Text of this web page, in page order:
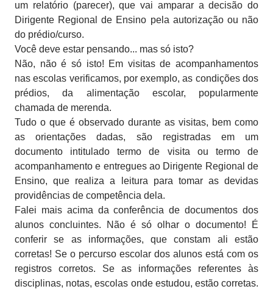
um relatório (parecer), que vai amparar a decisão do
Dirigente Regional de Ensino pela autorização ou não
do prédio/curso.
Você deve estar pensando... mas só isto?
Não, não é só isto! Em visitas de acompanhamentos
nas escolas verificamos, por exemplo, as condições dos
prédios, da alimentação escolar, popularmente
chamada de merenda.
Tudo o que é observado durante as visitas, bem como
as orientações dadas, são registradas em um
documento intitulado termo de visita ou termo de
acompanhamento e entregues ao Dirigente Regional de
Ensino, que realiza a leitura para tomar as devidas
providências de competência dela.
Falei mais acima da conferência de documentos dos
alunos concluintes. Não é só olhar o documento! É
conferir se as informações, que constam ali estão
corretas! Se o percurso escolar dos alunos está com os
registros corretos. Se as informações referentes às
disciplinas, notas, escolas onde estudou, estão corretas.